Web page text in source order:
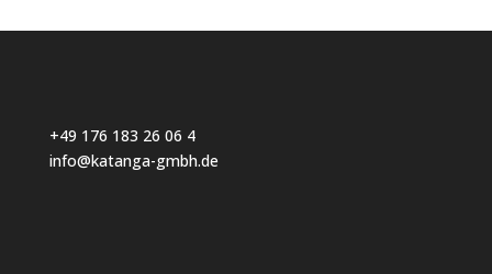
+49 176 183 26 06 4
info@katanga-gmbh.de